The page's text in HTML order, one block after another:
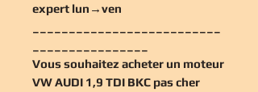
expert lun→ven
Vous souhaitez acheter un moteur
VW AUDI 1,9 TDI BKC pas cher